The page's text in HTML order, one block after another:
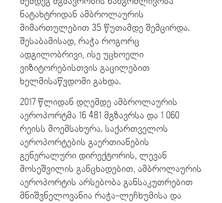
ნატახტრიდან ამბროლაურის
მიმართულებით 35 წუთამდე შემცირდა.
შესაბამისად, რაჭა როგორც
ადგილობრივი, ისე უცხოელი
ვიზიტორებისთვის გაცილებით
ხელმისაწვდომი გახდა.
2017 წლიდან დღემდე ამბროლაურის
აეროპორტმა 16 481 მგზავრსა და 1 060
რეისს მოემსახურა. საქართველოს
აეროპორტების გაერთიანების
გენერალური დირექტორის, ლევან
მოსეშვილის განცხადებით, ამბროლაურის
აეროპორტის არსებობა განსაკუთრებით
მნიშვნელოვანია რაჭა-ლეჩხუმისა და